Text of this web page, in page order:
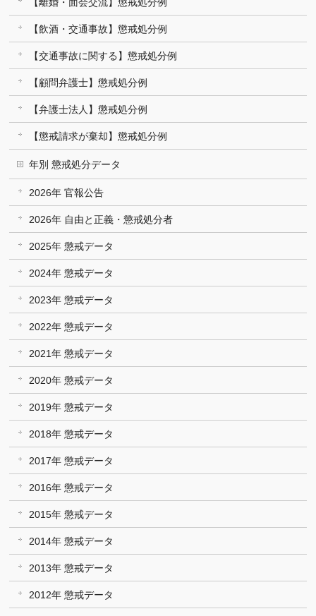
【飲酒・交通事故】懲戒処分例
【交通事故に関する】懲戒処分例
【顧問弁護士】懲戒処分例
【弁護士法人】懲戒処分例
【懲戒請求が棄却】懲戒処分例
年別 懲戒処分データ
2026年 官報公告
2026年 自由と正義・懲戒処分者
2025年 懲戒データ
2024年 懲戒データ
2023年 懲戒データ
2022年 懲戒データ
2021年 懲戒データ
2020年 懲戒データ
2019年 懲戒データ
2018年 懲戒データ
2017年 懲戒データ
2016年 懲戒データ
2015年 懲戒データ
2014年 懲戒データ
2013年 懲戒データ
2012年 懲戒データ